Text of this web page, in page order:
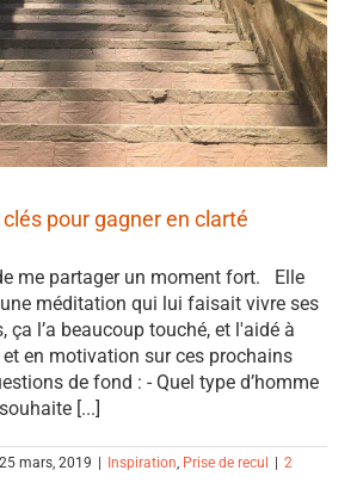
pour gagner en clarté
me partager un moment fort. Elle
méditation qui lui faisait vivre ses
ça l’a beaucoup touché, et l'aidé à
en motivation sur ces prochains
de fond : - Quel type d’homme
[...]
25 mars, 2019 | Inspiration Prise de recul | 2